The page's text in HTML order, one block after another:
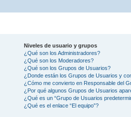
Niveles de usuario y grupos
¿Qué son los Administradores?
¿Qué son los Moderadores?
¿Qué son los Grupos de Usuarios?
¿Donde están los Grupos de Usuarios y
¿Cómo me convierto en Responsable del
¿Por qué algunos Grupos de Usuarios
¿Qué es un “Grupo de Usuarios
¿Qué es el enlace “El equipo”?